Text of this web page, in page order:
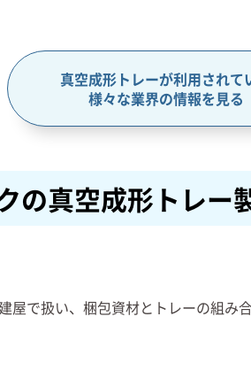
真空成形トレーが利用されて
様々な業界の情報を見る
の真空成形トレー
屋で扱い、梱包資材とトレーの組み